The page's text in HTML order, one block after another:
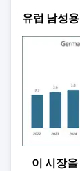
유럽 남성
이 시장